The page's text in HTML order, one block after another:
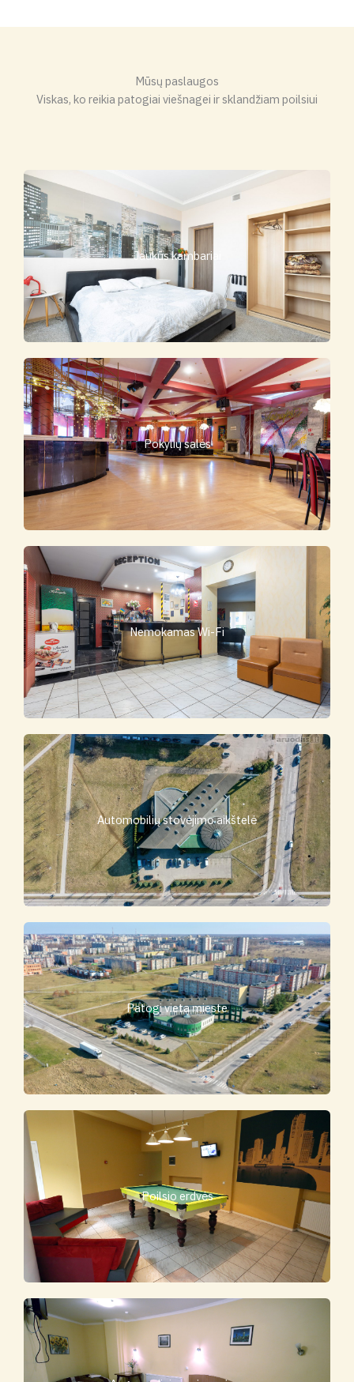
Mūsų paslaugos
Viskas, ko reikia patogiai viešnagei ir sklandžiam poilsiui
Jaukūs kambariai
Pokylių salės
Nemokamas Wi-Fi
Automobilių stovėjimo aikštelė
Patogi vieta mieste
Poilsio erdvės